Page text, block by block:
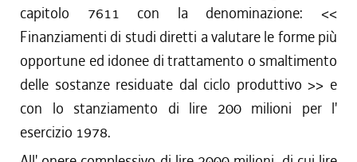
capitolo 7611 con la denominazione: <<
Finanziamenti di studi diretti a valutare le forme più
opportune ed idonee di trattamento o smaltimento
delle sostanze residuate dal ciclo produttivo >> e
con lo stanziamento di lire 200 milioni per l'
esercizio 1978.